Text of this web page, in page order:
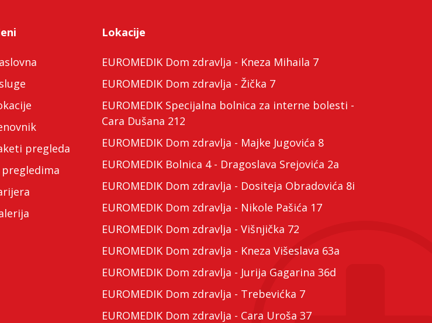
pregleda
pregledima
Lokacije
EUROMEDIK Dom zdravlja - Kneza Mihaila 7
EUROMEDIK Dom zdravlja - Žička 7
EUROMEDIK Specijalna bolnica za interne bolesti -
Cara Dušana 212
EUROMEDIK Dom zdravlja - Majke Jugovića 8
EUROMEDIK Bolnica 4 - Dragoslava Srejovića 2a
EUROMEDIK Dom zdravlja - Dositeja Obradovića 8i
EUROMEDIK Dom zdravlja - Nikole Pašića 17
EUROMEDIK Dom zdravlja - Višnjička 72
EUROMEDIK Dom zdravlja - Kneza Višeslava 63a
EUROMEDIK Dom zdravlja - Jurija Gagarina 36d
EUROMEDIK Dom zdravlja - Trebevićka 7
EUROMEDIK Dom zdravlja - Cara Uroša 37